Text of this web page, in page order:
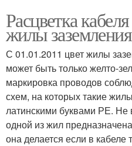
Расцветка
жилы заземления
С 01.01.2011 цвет жилы
может быть только желто-
маркировка проводов
схем, на которых такие
латинскими буквами РЕ. Не
одной из жил
она делается если в